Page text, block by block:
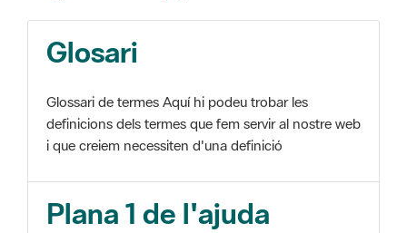
Glosari
Glossari de termes Aquí hi podeu trobar les
definicions dels termes que fem servir al nostre web
i que creiem necessiten d'una definició
Plana 1 de l'ajuda